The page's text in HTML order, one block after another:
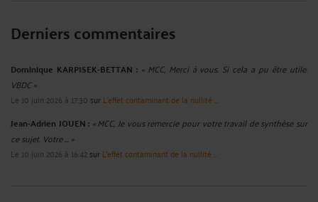
Derniers commentaires
Dominique KARPISEK-BETTAN : « MCC, Merci à vous. Si cela a pu être utile.
VBDC »
Le 10 juin 2026 à 17:30 sur L'effet contaminant de la nullité ...
Jean-Adrien JOUEN : « MCC, Je vous remercie pour votre travail de synthèse sur
ce sujet. Votre ... »
Le 10 juin 2026 à 16:42sur L'effet contaminant de la nullité ...